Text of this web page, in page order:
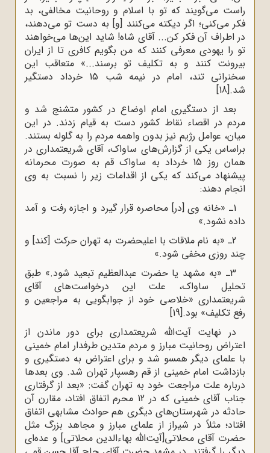
راست می‌گویند که تو با اسلام و روحانیت مخالفی، بد
فکر می‌کنی؛ اگر دیکته می‌کنند [و] به دست تو می‌دهند،
در اطراف آن فکر کن... آقای شاه! شاید این‌ها می‌خواهند
تو را یهودی معرفی کنند که من بگویم کافری تا از ایران
بیرونت کنند و به تکلیف تو برسند...» متعاقب این
سخنرانی تند، امام در نیمه شب 15 خرداد دستگیر
شد.[18]
بعد از دستگیری امام اوضاع در کشور متشنج شد و
مردم در اقصاء نقاط کشور دست به قیام زدند. در این
میان، عوامل رژیم نیز بدون واهمه مردم را به گلوله بستند.
براساس یکی‌ از گزارش‌های ساواک، آقای ‌شریعتمداری‌ در
همان‌ روز 15 خرداد به‌ ساواک‌ قم‌ به‌ صورت‌ محرمانه‌
پیشنهاد می‌کند که‌ یکی‌ از اقدامات‌ زیر را نسبت‌ به‌ وی‌
انجام دهند:
1ـ «خانه‌‌ وی‌
]در[ محاصره‌ قرار گیرد و اجازه‌‌ رفت‌ و آمد
داده‌ نشود.»
2ـ «به ‌نام‌ ملاقات‌ با اعلیحضرت‌ به‌ تهران‌ حرکت‌ [کند] و
چند روزی‌ مخفی‌ شود.»
3ـ «به‌ مشهد یا حضرت‌ عبدالعظیم‌ تبعید شود.» طبق
تحلیل ساواک، علت این درخواست‌های آقای
شریعتمداری «خلاصی‌ خود از جوابگویی‌ به‌ مراجعین‌ و
رفع‌ تکلیف» بود.[19]
در نهایت آیت‌الله شریعتمداری برای دور ماندن از
اعتراض روحانیت مبارز و مردم متدین طرفدار امام خمینی
با علمای دیگر همسو شد و برای اعتراض به دستگیری و
بازداشت امام خمینی از قم رهسپار تهران شد. وی بعدها
درباره علت مراجعت خود به تهران گفت: «بعد از گرفتاری
جناب آقای خمینی که در 12 محرم اتفاق افتاد، مقارن آن
حادثه در شهرستان‌های دیگری هم حوادث مشابهی اتفاق
افتاد؛ مثلاً در شیراز از علمای مبارز و مجاهد بزرگ مثل
حضرت آقای محلاتی[آیت‌الله بهاءالدین محلاتی] و عده‌ای